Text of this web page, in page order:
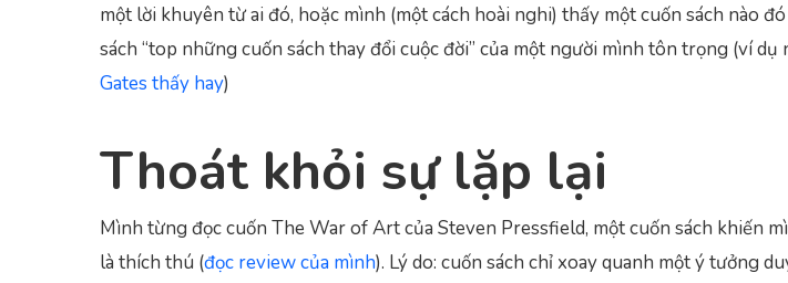
một lời khuyên từ ai đó, hoặc mình (một cách hoài nghi) thấy một cuốn sách nào
sách “top những cuốn sách thay đổi cuộc đời” của một người mình tôn trọng (ví dụ
Gates thấy hay)
Thoát khỏi sự lặp lại
Mình từng đọc cuốn The War of Art của Steven Pressfield, một cuốn sách khiến
là thích thú (đọc review của mình). Lý do: cuốn sách chỉ xoay quanh một ý tưởng